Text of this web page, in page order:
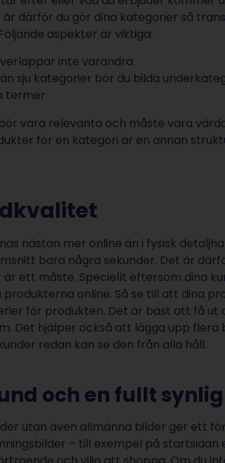
därför du gör dina kategorier så
aspekter är viktiga:
inte varandra
sju kategorier bör du bilda
termer
vara relevanta och måste vara
för en kategori är en annan
nästan mer online än i fysisk
bara några sekunder. Det är
ett måste. Speciellt eftersom dina
online. Så se till att dina
för produkten. Det är bäst att få ut
Det hjälper också att lägga upp flera
redan kan se den från alla håll.
och en fullt
utan även allmänna bilder ger ett
– till exempel på startsidan